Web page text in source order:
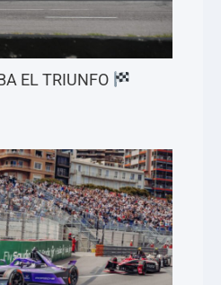
EL TRIUNFO